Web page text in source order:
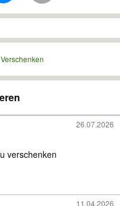
Verschenken
26.07.2026
verschenken
11.04.2026